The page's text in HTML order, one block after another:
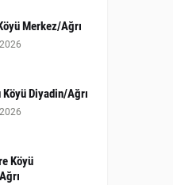
Merkez/Ağrı
Diyadin/Ağrı
Köyü